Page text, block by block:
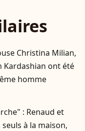
Christina Milian,
Kardashian ont été
homme
: Renaud et
à la maison,